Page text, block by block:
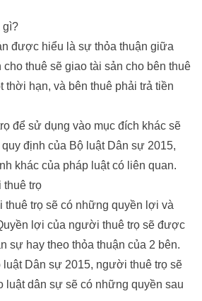
gì?
được hiểu là sự thỏa thuận giữa
cho thuê sẽ giao tài sản cho bên thuê
thời hạn, và bên thuê phải trả tiền
để sử dụng vào mục đích khác sẽ
định của Bộ luật Dân sự 2015,
khác của pháp luật có liên quan.
trọ
thuê trọ sẽ có những quyền lợi và
lợi của người thuê trọ sẽ được
sự hay theo thỏa thuận của 2 bên.
luật Dân sự 2015, người thuê trọ sẽ
luật dân sự sẽ có những quyền sau